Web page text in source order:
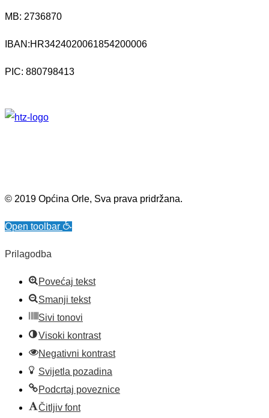
MB: 2736870
IBAN:HR3424020061854200006
PIC: 880798413
© 2019 Općina Orle, Sva prava pridržana.
Open toolbar
Prilagodba
Povećaj tekst
Smanji tekst
Sivi tonovi
Visoki kontrast
Negativni kontrast
Svijetla pozadina
Podcrtaj poveznice
Čitljiv font